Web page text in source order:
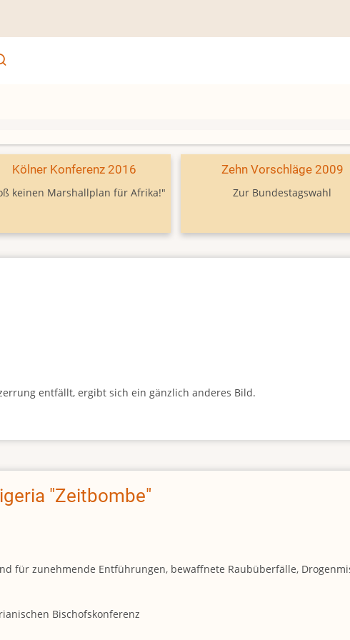
Kölner Konferenz 2016
keinen Marshallplan für Afrika!"
Zehn Vorschläge 2009
Zur Bundestagswahl
entfällt, ergibt sich ein gänzlich anderes Bild.
"Zeitbombe"
für zunehmende Entführungen, bewaffnete Raubüberfälle,
Bischofskonferenz